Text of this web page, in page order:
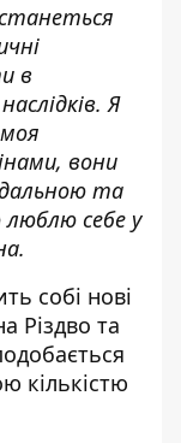
в
Я
вони
та
себе у
собі нові
Різдво та
кількістю